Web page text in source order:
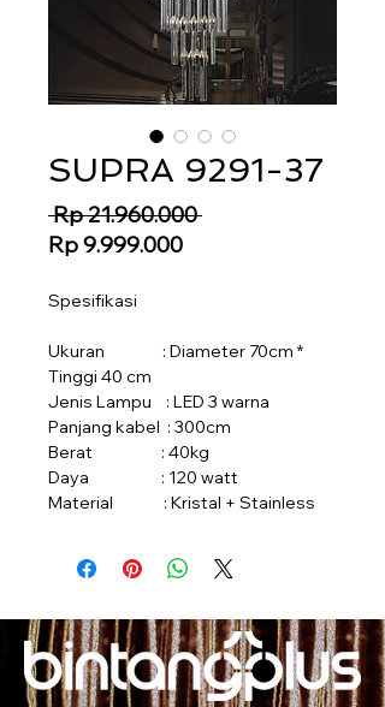
SUPRA 9291-37
Rp 21.960.000 Regular
Rp 9.999.000Sale
Spesifikasi
Ukuran : Diameter 70cm *
Tinggi 40 cm
Jenis Lampu : LED 3 warna
Panjang kabel : 300cm
Berat : 40kg
Daya : 120 watt
Material : Kristal + Stainless